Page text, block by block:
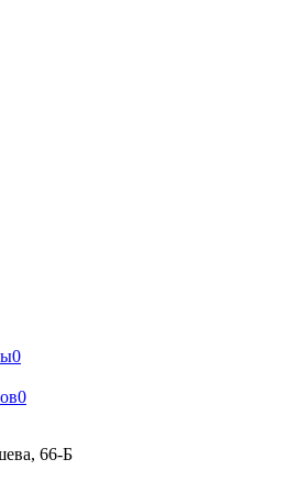
0
0
66-Б